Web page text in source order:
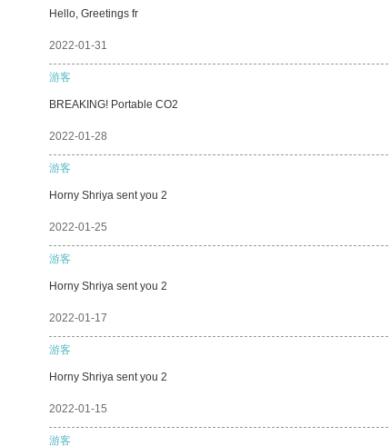
Hello, Greetings fr
2022-01-31
游客
BREAKING! Portable CO2
2022-01-28
游客
Horny Shriya sent you 2
2022-01-25
游客
Horny Shriya sent you 2
2022-01-17
游客
Horny Shriya sent you 2
2022-01-15
游客